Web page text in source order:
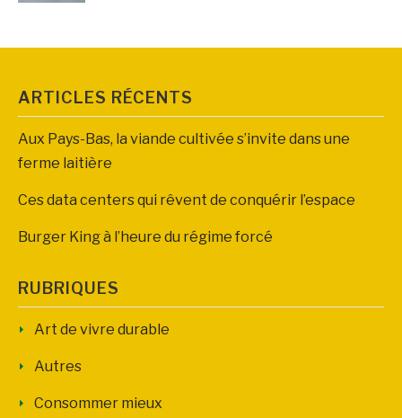
ARTICLES RÉCENTS
Aux Pays-Bas, la viande cultivée s’invite dans une
ferme laitière
Ces data centers qui rêvent de conquérir l’espace
Burger King à l’heure du régime forcé
RUBRIQUES
Art de vivre durable
Autres
Consommer mieux